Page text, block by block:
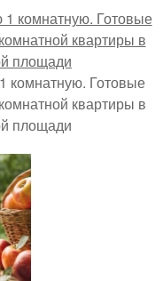
комнатную. Готовые
квартиры в
площади